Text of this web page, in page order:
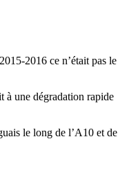
2016 ce n’était pas le
à une dégradation rapide
le long de l’A10 et de